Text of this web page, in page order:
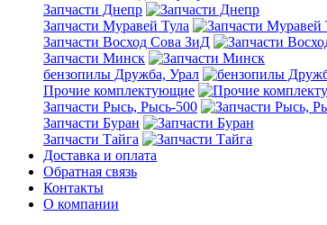
Запчасти Днепр
Запчасти Муравей Тула
Запчасти Восход Сова ЗиД
Запчасти Минск
бензопилы Дружба, Урал
Прочие комплектующие
Запчасти Рысь, Рысь-500
Запчасти Буран
Запчасти Тайга
Доставка и оплата
Обратная связь
Контакты
О компании